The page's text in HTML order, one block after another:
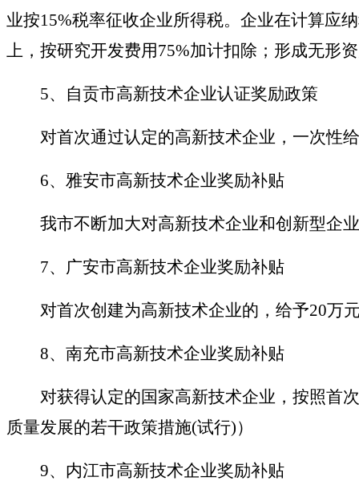
业按15%税率征收企业所得税。企业在计算应
上，按研究开发费用75%加计扣除；形成无形
5、自贡市高新技术企业认证奖励政策
对首次通过认定的高新技术企业，一次性
6、雅安市高新技术企业奖励补贴
我市不断加大对高新技术企业和创新型企业
7、广安市高新技术企业奖励补贴
对首次创建为高新技术企业的，给予20万
8、南充市高新技术企业奖励补贴
对获得认定的国家高新技术企业，按照首次
质量发展的若干政策措施(试行)）
9、内江市高新技术企业奖励补贴